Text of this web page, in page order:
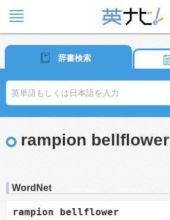
辞書検索
rampion bellflower
WordNet
rampion bellflower